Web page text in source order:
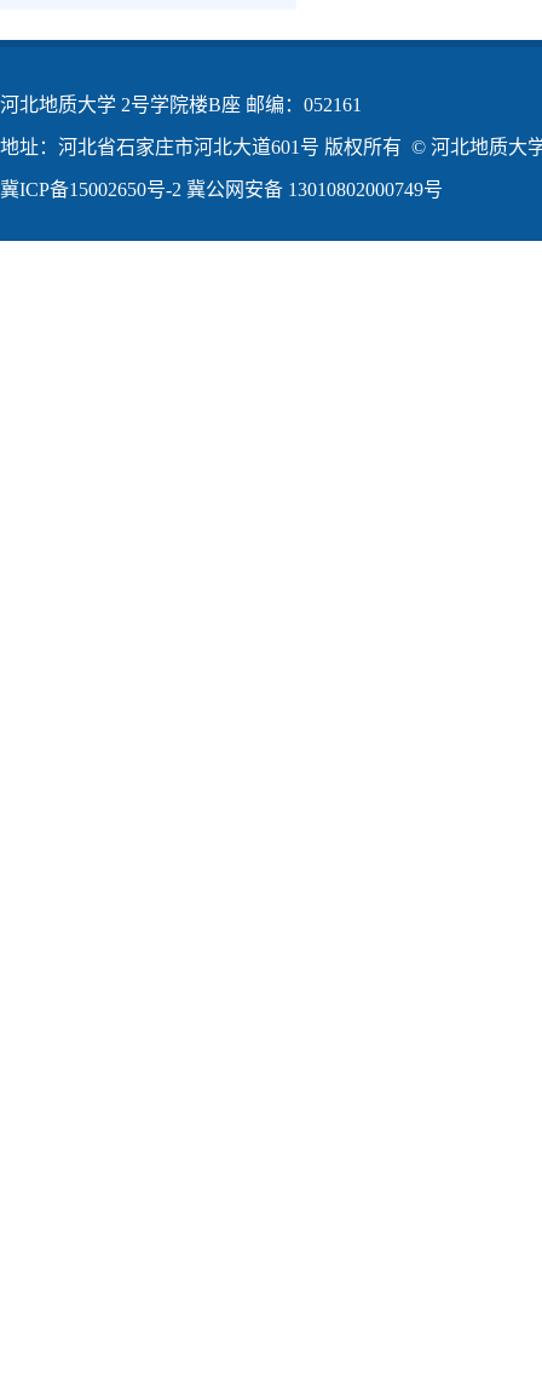
河北地质大学 2号学院楼B座 邮编：052161
地址：河北省石家庄市河北大道601号 版权所有 © 河北地质大
冀ICP备15002650号-2 冀公网安备 13010802000749号